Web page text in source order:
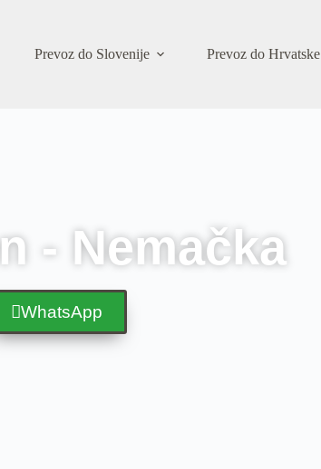
Prevoz do Slovenije Prevoz do Hrvatske
- Nemačka
WhatsApp